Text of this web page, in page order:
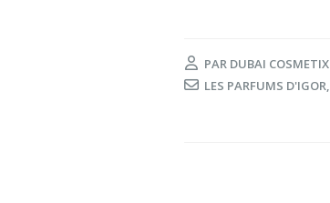
PAR DUBAI COSMETIX
LES PARFUMS D'IGOR,